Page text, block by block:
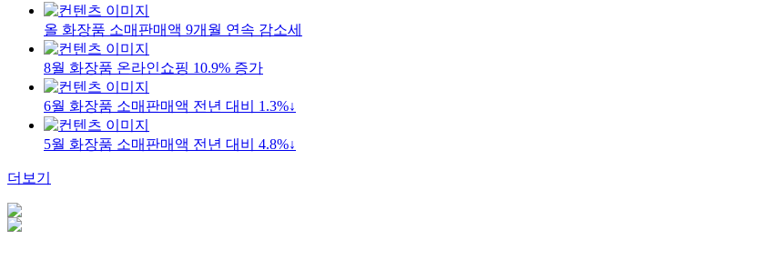
올 화장품 소매판매액 9개월 연속 감소세
8월 화장품 온라인쇼핑 10.9% 증가
6월 화장품 소매판매액 전년 대비 1.3%↓
5월 화장품 소매판매액 전년 대비 4.8%↓
더보기